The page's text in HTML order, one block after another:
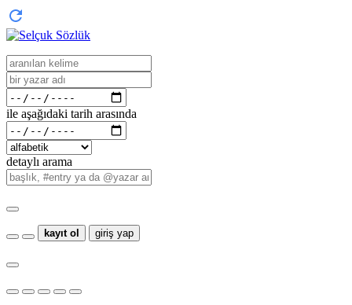
ile aşağıdaki tarih arasında
detaylı arama
kayıt ol giriş yap